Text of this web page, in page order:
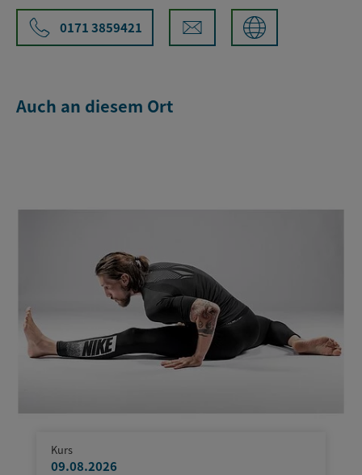
0171 3859421
Auch an diesem Ort
Kurs
09.08.2026